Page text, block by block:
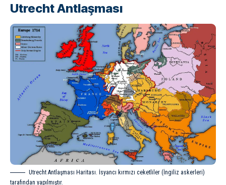
Utrecht Antlaşması
Utrecht Antlaşması Haritası. İsyancı kırmızı ceketliler (İngiliz askerleri)
tarafından yapılmıştır.